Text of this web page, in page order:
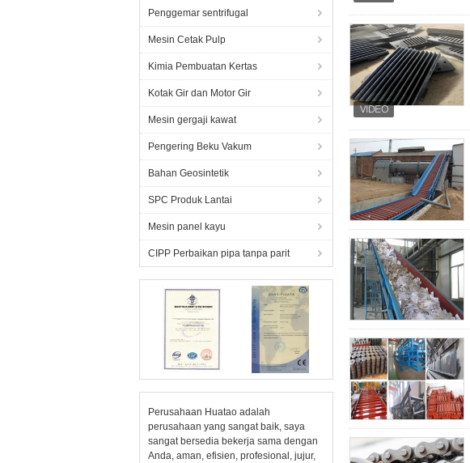
Penggemar sentrifugal
Mesin Cetak Pulp
Kimia Pembuatan Kertas
Kotak Gir dan Motor Gir
Mesin gergaji kawat
Pengering Beku Vakum
Bahan Geosintetik
SPC Produk Lantai
Mesin panel kayu
CIPP Perbaikan pipa tanpa parit
Perusahaan Huatao adalah
perusahaan yang sangat baik, saya
sangat bersedia bekerja sama dengan
Anda, aman, efisien, profesional, jujur,